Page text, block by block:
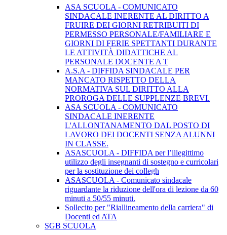
ASA SCUOLA - COMUNICATO
SINDACALE INERENTE AL DIRITTO A
FRUIRE DEI GIORNI RETRIBUITI DI
PERMESSO PERSONALE/FAMILIARE E
GIORNI DI FERIE SPETTANTI DURANTE
LE ATTIVITÀ DIDATTICHE AL
PERSONALE DOCENTE A T
A.S.A - DIFFIDA SINDACALE PER
MANCATO RISPETTO DELLA
NORMATIVA SUL DIRITTO ALLA
PROROGA DELLE SUPPLENZE BREVI.
ASA SCUOLA - COMUNICATO
SINDACALE INERENTE
L'ALLONTANAMENTO DAL POSTO DI
LAVORO DEI DOCENTI SENZA ALUNNI
IN CLASSE.
ASASCUOLA - DIFFIDA per l’illegittimo
utilizzo degli insegnanti di sostegno e curricolari
per la sostituzione dei collegh
ASASCUOLA - Comunicato sindacale
riguardante la riduzione dell'ora di lezione da 60
minuti a 50/55 minuti.
Sollecito per "Riallineamento della carriera" di
Docenti ed ATA
SGB SCUOLA